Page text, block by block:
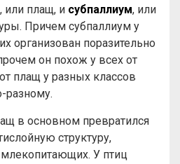
, или плащ, и субпаллиум, или
Причем субпаллиум у
организован поразительно
он похож у всех от
плащ у разных классов
разному.
в основном превратился
структуру,
млекопитающих. У птиц